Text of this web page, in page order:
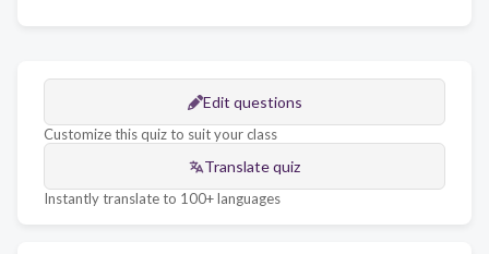
Edit questions
Customize this quiz to suit your class
Translate quiz
Instantly translate to 100+ languages